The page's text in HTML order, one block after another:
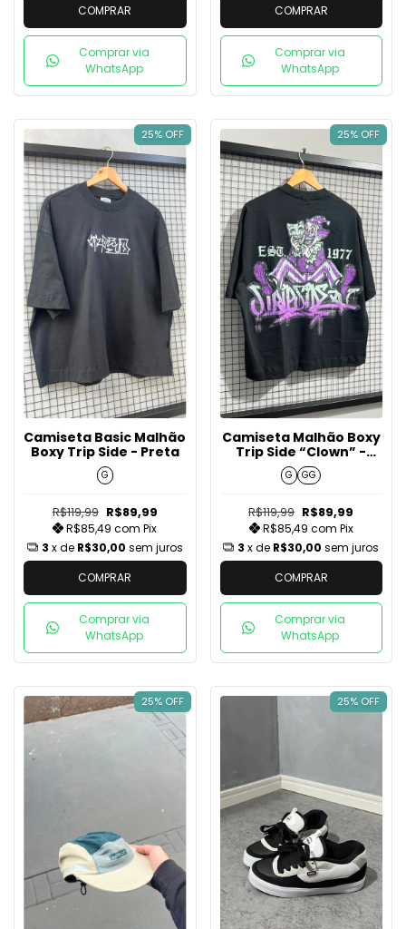
COMPRAR
Comprar via
WhatsApp
COMPRAR
Comprar via
WhatsApp
25% OFF
Camiseta Basic Malhão
Boxy Trip Side - Preta
G
R$119,99 R$89,99
R$85,49com Pix
3 x de R$30,00 sem juros
COMPRAR
Comprar via
WhatsApp
25% OFF
Camiseta Malhão Boxy
Trip Side “Clown” -
Preta
G GG
R$119,99 R$89,99
R$85,49 com Pix
3 x de R$30,00 sem juros
COMPRAR
Comprar via
WhatsApp
25% OFF 25% OFF